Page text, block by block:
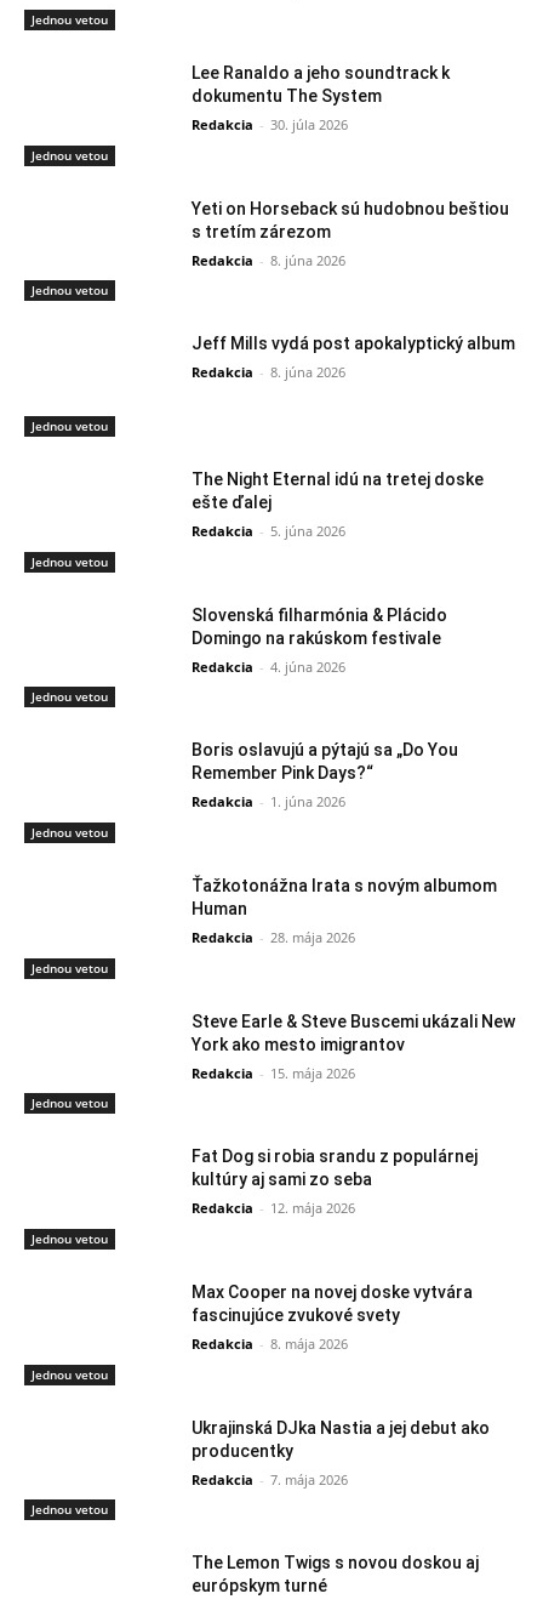
Jednou vetou
Jednou vetou
Lee Ranaldo a jeho soundtrack k
dokumentu The System
Redakcia - 30. júla 2026
Jednou vetou
Yeti on Horseback sú hudobnou beštiou
s tretím zárezom
Redakcia - 8. júna 2026
Jednou vetou
Jeff Mills vydá post apokalyptický album
Redakcia - 8. júna 2026
Jednou vetou
The Night Eternal idú na tretej doske
ešte ďalej
Redakcia - 5. júna 2026
Jednou vetou
Slovenská filharmónia & Plácido
Domingo na rakúskom festivale
Redakcia - 4. júna 2026
Jednou vetou
Boris oslavujú a pýtajú sa „Do You
Remember Pink Days?“
Redakcia - 1. júna 2026
Jednou vetou
Ťažkotonážna Irata s novým albumom
Human
Redakcia - 28. mája 2026
Jednou vetou
Steve Earle & Steve Buscemi ukázali New
York ako mesto imigrantov
Redakcia - 15. mája 2026
Jednou vetou
Fat Dog si robia srandu z populárnej
kultúry aj sami zo seba
Redakcia - 12. mája 2026
Jednou vetou
Max Cooper na novej doske vytvára
fascinujúce zvukové svety
Redakcia - 8. mája 2026
Jednou vetou
Ukrajinská DJka Nastia a jej debut ako
producentky
Redakcia - 7. mája 2026
The Lemon Twigs s novou doskou aj
európskym turné